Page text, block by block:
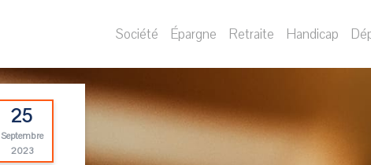
Société Épargne Retraite Handicap
25
Septembre
2023